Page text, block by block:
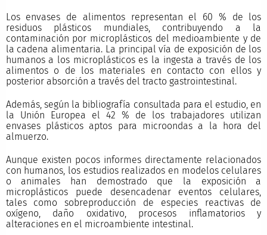
Los envases de alimentos representan el 60 % de los
residuos plásticos mundiales, contribuyendo a la
contaminación por microplásticos del medioambiente y de
la cadena alimentaria. La principal vía de exposición de los
humanos a los microplásticos es la ingesta a través de los
alimentos o de los materiales en contacto con ellos y
posterior absorción a través del tracto gastrointestinal.
Además, según la bibliografía consultada para el estudio, en
la Unión Europea el 42 % de los trabajadores utilizan
envases plásticos aptos para microondas a la hora del
almuerzo.
Aunque existen pocos informes directamente relacionados
con humanos, los estudios realizados en modelos celulares
o animales han demostrado que la exposición a
microplásticos puede desencadenar eventos celulares,
tales como sobreproducción de especies reactivas de
oxígeno, daño oxidativo, procesos inflamatorios y
alteraciones en el microambiente intestinal.